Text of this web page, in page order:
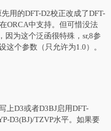
用的DFT-D2校正改成了DFT-
ORCA中支持。但可惜没法
因为这个泛函很特殊，sr,8参
这个参数（只允许为1.0）。
上D3或者D3BJ启用DFT-
D3(BJ)/TZVP水平。如果要